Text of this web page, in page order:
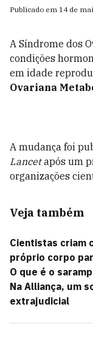
Publicado em 14 de
A Síndrome dos
condições
em idade
Ovariana
A mudança foi
Lancetapós um
organizações
Veja também
Cientistas criam
próprio corpo
O que é o
Na Alliança, um
extrajudicial